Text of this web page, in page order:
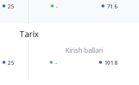
25 - 71.6
Tarix
25 - 101.8